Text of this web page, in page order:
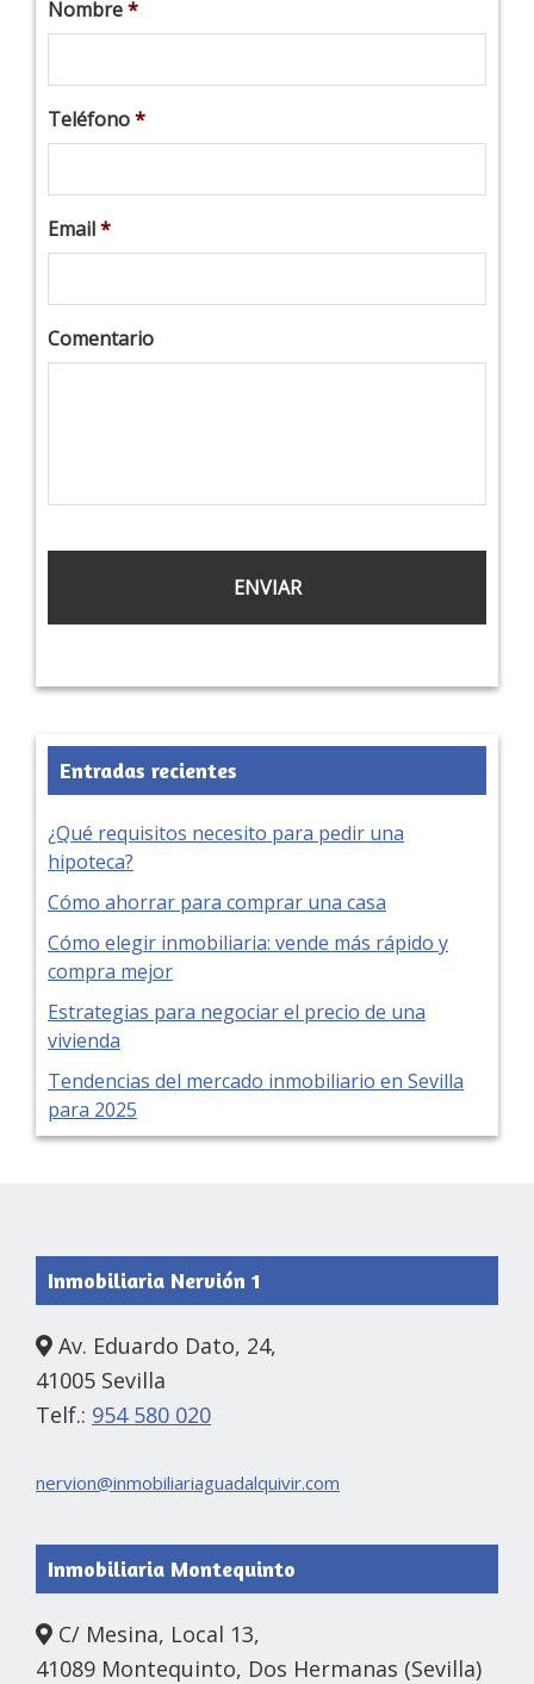
Nombre*
Teléfono*
Email*
Comentario
Entradas recientes
¿Qué requisitos necesito para pedir una
hipoteca?
Cómo ahorrar para comprar una casa
Cómo elegir inmobiliaria: vende más rápido y
compra mejor
Estrategias para negociar el precio de una
vivienda
Tendencias del mercado inmobiliario en Sevilla
para 2025
FooterInmobiliaria Nervión 1
Av. Eduardo Dato, 24,
41005 Sevilla
Telf.: 954 580 020
nervion@inmobiliariaguadalquivir.com
Inmobiliaria Montequinto
C/ Mesina, Local 13,
41089 Montequinto, Dos Hermanas (Sevilla)